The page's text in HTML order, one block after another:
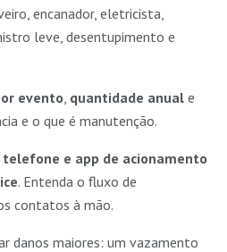
encanador, eletricista,
leve, desentupimento e
evento quantidade anual e
e o que é manutenção.
telefone e app de acionamento
. Entenda o fluxo de
contatos à mão.
danos maiores: um vazamento